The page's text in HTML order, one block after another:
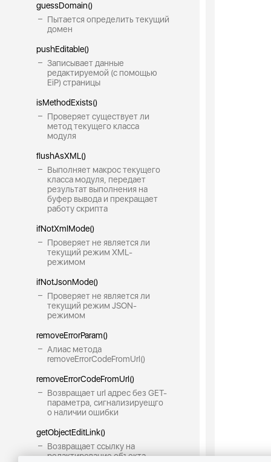
guessDomain()
Пытается определить текущий
домен
pushEditable()
Записывает данные
редактируемой (с помощью
EiP) страницы
isMethodExists()
Проверяет существует ли
метод текущего класса
модуля
flushAsXML()
Выполняет макрос текущего
класса модуля, передает
результат выполнения на
буфер вывода и прекращает
работу скрипта
ifNotXmlMode()
Проверяет не является ли
текущий режим XML-
режимом
ifNotJsonMode()
Проверяет не является ли
текущий режим JSON-
режимом
removeErrorParam()
Алиас метода
removeErrorCodeFromUrl()
removeErrorCodeFromUrl()
Возвращает url адрес без GET-
параметра, сигнализируещго
о наличии ошибки
getObjectEditLink()
Возвращает ссылку на
редактирование объекта